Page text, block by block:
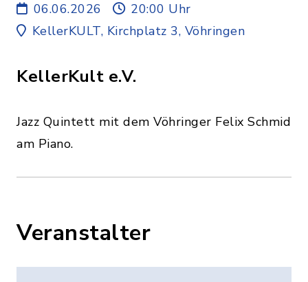
06.06.2026
20:00 Uhr
KellerKULT, Kirchplatz 3, Vöhringen
KellerKult e.V.
Jazz Quintett mit dem Vöhringer Felix Schmid
am Piano.
Veranstalter